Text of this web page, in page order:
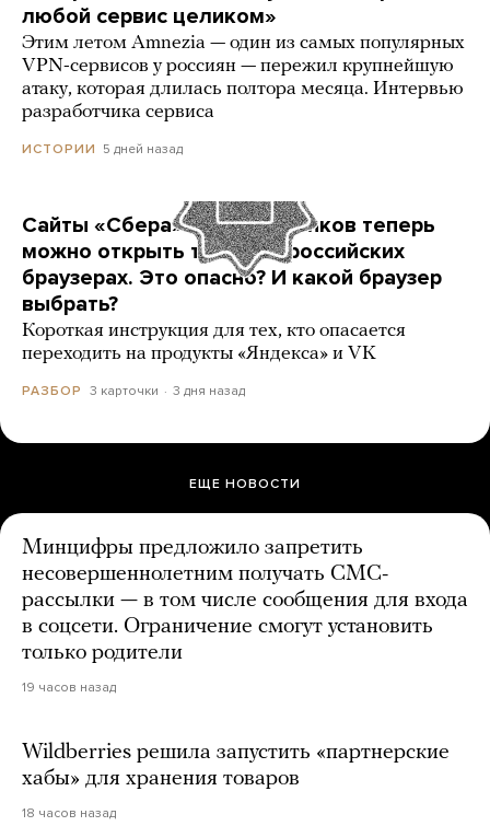
любой сервис целиком»
Этим летом Amnezia — один из самых популярных
VPN-сервисов у россиян — пережил крупнейшую
атаку, которая длилась полтора месяца. Интервью
разработчика сервиса
ИСТОРИИ 5 дней назад
Сайты «Сбера» и других банков теперь
можно открыть только в российских
браузерах. Это опасно? И какой браузер
выбрать?
Короткая инструкция для тех, кто опасается
переходить на продукты «Яндекса» и VK
РАЗБОР 3 карточки 3 дня назад
ЕЩЕ НОВОСТИ
Минцифры предложило запретить
несовершеннолетним получать СМС-
рассылки — в том числе сообщения для входа
в соцсети. Ограничение смогут установить
только родители
19 часов назад
Wildberries решила запустить «партнерские
хабы» для хранения товаров
18 часов назад